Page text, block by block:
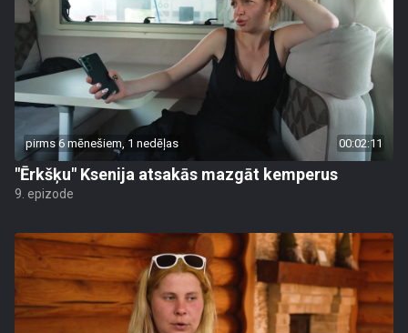
pirms 6 mēnešiem, 1 nedēļas 00:02:11
"Ērkšķu" Ksenija atsakās mazgāt kemperus
9. epizode